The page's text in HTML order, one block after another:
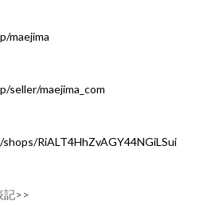
maejima
seller/maejima_com
RiALT4HhZvAGY44NGiLSui
記>>